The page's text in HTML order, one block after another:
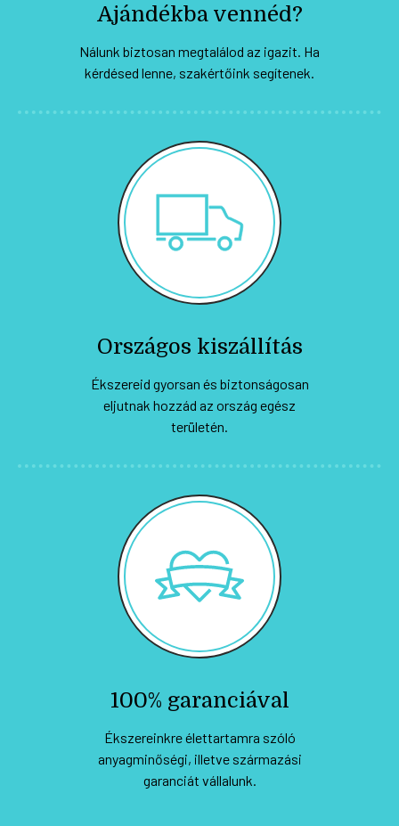
Ajándékba vennéd?
Nálunk biztosan megtalálod az igazit. Ha
kérdésed lenne, szakértőink segítenek.
Országos kiszállítás
Ékszereid gyorsan és biztonságosan
eljutnak hozzád az ország egész
területén.
100% garanciával
Ékszereinkre élettartamra szóló
anyagminőségi, illetve származási
garanciát vállalunk.